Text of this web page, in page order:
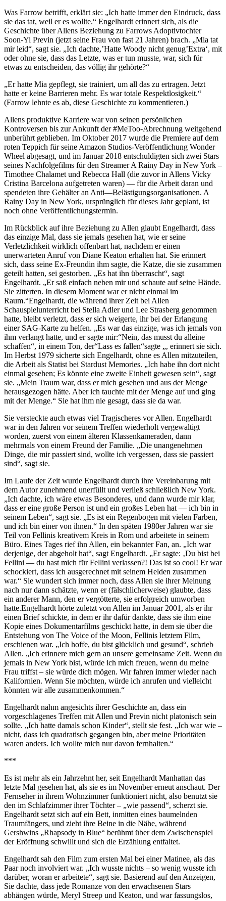
Was Farrow betrifft, erklärt sie: „Ich hatte immer den Eindruck, dass
sie das tat, weil er es wollte.“ Engelhardt erinnert sich, als die
Geschichte über Allens Beziehung zu Farrows Adoptivtochter
Soon-Yi Previn (jetzt seine Frau von fast 21 Jahren) brach. „Mia tat
mir leid“, sagt sie. „Ich dachte,’Hatte Woody nicht genug’Extra‘, mit
oder ohne sie, dass das Letzte, was er tun musste, war, sich für
etwas zu entscheiden, das völlig ihr gehörte?“
„Er hatte Mia gepflegt, sie trainiert, um all das zu ertragen. Jetzt
hatte er keine Barrieren mehr. Es war totale Respektlosigkeit.“
(Farrow lehnte es ab, diese Geschichte zu kommentieren.)
Allens produktive Karriere war von seinen persönlichen
Kontroversen bis zur Ankunft der #MeToo-Abrechnung weitgehend
unberührt geblieben. Im Oktober 2017 wurde die Premiere auf dem
roten Teppich für seine Amazon Studios-Veröffentlichung Wonder
Wheel abgesagt, und im Januar 2018 entschuldigten sich zwei Stars
seines Nachfolgefilms für den Streamer A Rainy Day in New York –
Timothee Chalamet und Rebecca Hall (die zuvor in Allens Vicky
Cristina Barcelona aufgetreten waren) — für die Arbeit daran und
spendeten ihre Gehälter an Anti—Belästigungsorganisationen. A
Rainy Day in New York, ursprünglich für dieses Jahr geplant, ist
noch ohne Veröffentlichungstermin.
Im Rückblick auf ihre Beziehung zu Allen glaubt Engelhardt, dass
das einzige Mal, dass sie jemals gesehen hat, wie er seine
Verletzlichkeit wirklich offenbart hat, nachdem er einen
unerwarteten Anruf von Diane Keaton erhalten hat. Sie erinnert
sich, dass seine Ex-Freundin ihm sagte, die Katze, die sie zusammen
geteilt hatten, sei gestorben. „Es hat ihn überrascht“, sagt
Engelhardt. „Er saß einfach neben mir und schaute auf seine Hände.
Sie zitterten. In diesem Moment war er nicht einmal im
Raum.“Engelhardt, die während ihrer Zeit bei Allen
Schauspielunterricht bei Stella Adler und Lee Strasberg genommen
hatte, bleibt verletzt, dass er sich weigerte, ihr bei der Erlangung
einer SAG-Karte zu helfen. „Es war das einzige, was ich jemals von
ihm verlangt hatte, und er sagte mir:“Nein, das musst du alleine
schaffen“, in einem Ton, der“Lass es fallen“sagte „, erinnert sie sich.
Im Herbst 1979 sicherte sich Engelhardt, ohne es Allen mitzuteilen,
die Arbeit als Statist bei Stardust Memories. „Ich habe ihn dort nicht
einmal gesehen; Es könnte eine zweite Einheit gewesen sein“, sagt
sie. „Mein Traum war, dass er mich gesehen und aus der Menge
herausgezogen hätte. Aber ich tauchte mit der Menge auf und ging
mit der Menge.“ Sie hat ihm nie gesagt, dass sie da war.
Sie versteckte auch etwas viel Tragischeres vor Allen. Engelhardt
war in den Jahren vor seinem Treffen wiederholt vergewaltigt
worden, zuerst von einem älteren Klassenkameraden, dann
mehrmals von einem Freund der Familie. „Die unangenehmen
Dinge, die mir passiert sind, wollte ich vergessen, dass sie passiert
sind“, sagt sie.
Im Laufe der Zeit wurde Engelhardt durch ihre Vereinbarung mit
dem Autor zunehmend unerfüllt und verließ schließlich New York.
„Ich dachte, ich wäre etwas Besonderes, und dann wurde mir klar,
dass er eine große Person ist und ein großes Leben hat — ich bin in
seinem Leben“, sagt sie. „Es ist ein Regenbogen mit vielen Farben,
und ich bin einer von ihnen.“ In den späten 1980er Jahren war sie
Teil von Fellinis kreativem Kreis in Rom und arbeitete in seinem
Büro. Eines Tages rief ihn Allen, ein bekannter Fan, an. „Ich war
derjenige, der abgeholt hat“, sagt Engelhardt. „Er sagte: ‚Du bist bei
Fellini — du hast mich für Fellini verlassen?! Das ist so cool! Er war
schockiert, dass ich ausgerechnet mit seinem Helden zusammen
war.“ Sie wundert sich immer noch, dass Allen sie ihrer Meinung
nach nur dann schätzte, wenn er (fälschlicherweise) glaubte, dass
ein anderer Mann, den er vergötterte, sie erfolgreich umworben
hatte.Engelhardt hörte zuletzt von Allen im Januar 2001, als er ihr
einen Brief schickte, in dem er ihr dafür dankte, dass sie ihm eine
Kopie eines Dokumentarfilms geschickt hatte, in dem sie über die
Entstehung von The Voice of the Moon, Fellinis letztem Film,
erschienen war. „Ich hoffe, du bist glücklich und gesund“, schrieb
Allen. „Ich erinnere mich gern an unsere gemeinsame Zeit. Wenn du
jemals in New York bist, würde ich mich freuen, wenn du meine
Frau triffst – sie würde dich mögen. Wir fahren immer wieder nach
Kalifornien. Wenn Sie möchten, würde ich anrufen und vielleicht
könnten wir alle zusammenkommen.“
Engelhardt nahm angesichts ihrer Geschichte an, dass ein
vorgeschlagenes Treffen mit Allen und Previn nicht platonisch sein
sollte. „Ich hatte damals schon Kinder“, stellt sie fest. „Ich war wie –
nicht, dass ich quadratisch gegangen bin, aber meine Prioritäten
waren anders. Ich wollte mich nur davon fernhalten.“
***
Es ist mehr als ein Jahrzehnt her, seit Engelhardt Manhattan das
letzte Mal gesehen hat, als sie es im November erneut anschaut. Der
Fernseher in ihrem Wohnzimmer funktioniert nicht, also benutzt sie
den im Schlafzimmer ihrer Töchter – „wie passend“, scherzt sie.
Engelhardt setzt sich auf ein Bett, inmitten eines baumelnden
Traumfängers, und zieht ihre Beine in die Nähe, während
Gershwins „Rhapsody in Blue“ berühmt über dem Zwischenspiel
der Eröffnung schwillt und sich die Erzählung entfaltet.
Engelhardt sah den Film zum ersten Mal bei einer Matinee, als das
Paar noch involviert war. „Ich wusste nichts – so wenig wusste ich
darüber, woran er arbeitete“, sagt sie. Basierend auf den Anzeigen,
Sie dachte, dass jede Romanze von den erwachsenen Stars
abhängen würde, Meryl Streep und Keaton, und war fassungslos,